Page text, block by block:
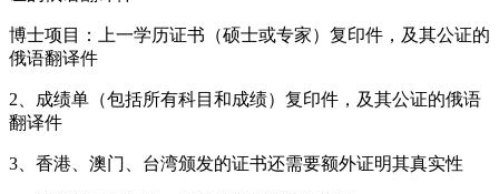
博士项目：上一学历证书（硕士或专家）复印件，及其公证的
俄语翻译件
2、成绩单（包括所有科目和成绩）复印件，及其公证的俄语
翻译件
3、香港、澳门、台湾颁发的证书还需要额外证明其真实性